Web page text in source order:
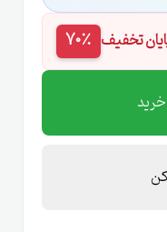
تخفیف 70٪